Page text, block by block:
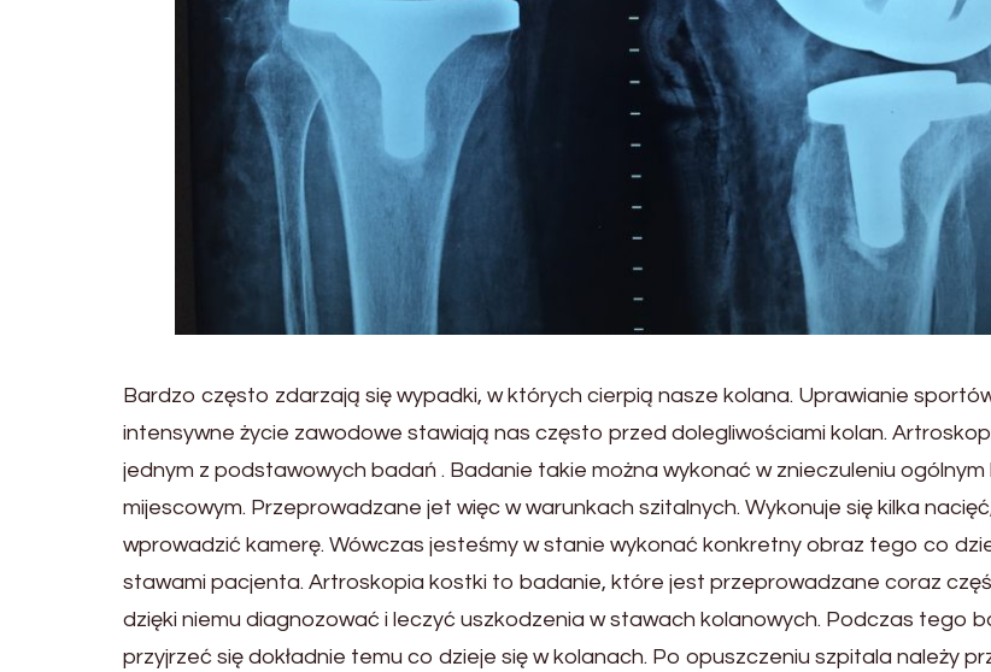
Bardzo często zdarzają się wypadki, w których cierpią nasze kolana. Uprawianie
intensywne życie zawodowe stawiają nas często przed dolegliwościami kolan.
jednym z podstawowych badań . Badanie takie można wykonać w znieczuleniu ogólnym
mijescowym. Przeprowadzane jet więc w warunkach szitalnych. Wykonuje się kilka
wprowadzić kamerę. Wówczas jesteśmy w stanie wykonać konkretny obraz tego co
stawami pacjenta. Artroskopia kostki to badanie, które jest przeprowadzane coraz
dzięki niemu diagnozować i leczyć uszkodzenia w stawach kolanowych. Podczas tego
przyjrzeć się dokładnie temu co dzieje się w kolanach. Po opuszczeniu szpitala należy